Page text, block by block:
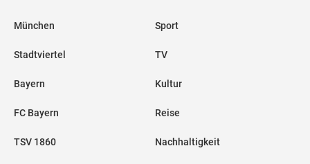
München
Stadtviertel
Bayern
FC Bayern
TSV 1860
Sport
TV
Kultur
Reise
Nachhaltigkeit